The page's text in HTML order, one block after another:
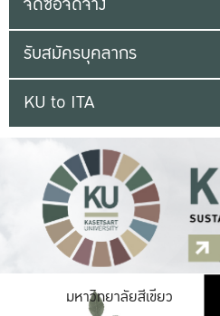
รับสมัครบุคลากร
KU to ITA
มหาวิทยาลัยสีเขียว